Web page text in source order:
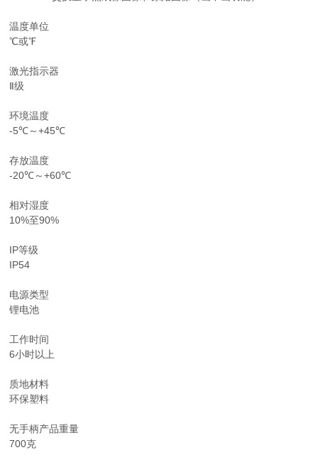
温度单位
℃或℉
激光指示器
Ⅱ级
环境温度
-5℃～+45℃
存放温度
-20℃～+60℃
相对湿度
10%至90%
IP等级
IP54
电源类型
锂电池
工作时间
6小时以上
质地材料
环保塑料
无手柄产品重量
700克